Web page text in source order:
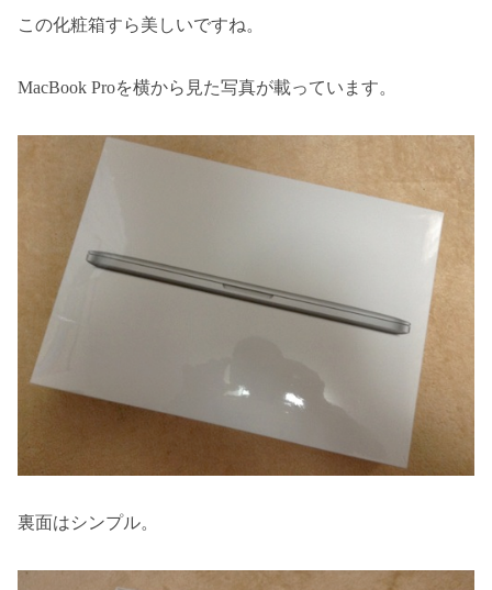
この化粧箱すら美しいですね。
MacBook Proを横から見た写真が載っています。
裏面はシンプル。